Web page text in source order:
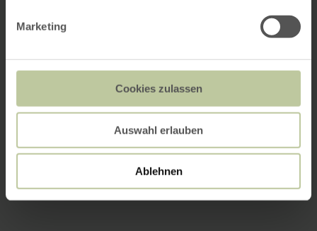
Marketing
Cookies zulassen
Auswahl erlauben
Ablehnen